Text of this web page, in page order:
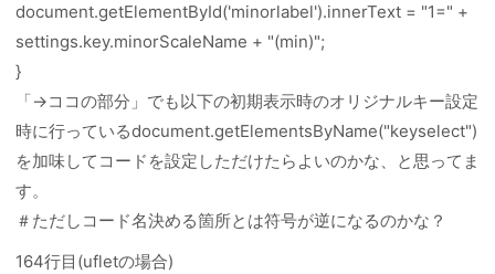
document.getElementById('minorlabel').innerText = "1=" +
settings.key.minorScaleName + "(min)";
}
「→ココの部分」でも以下の初期表示時のオリジナルキー設定
時に行っているdocument.getElementsByName("keyselect")
を加味してコードを設定しただけたらよいのかな、と思ってま
す。
＃ただしコード名決める箇所とは符号が逆になるのかな？
164行目(ufletの場合)